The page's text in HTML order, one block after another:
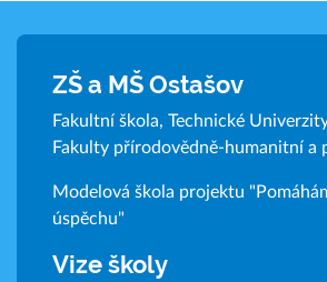
ZŠ a MŠ Ostašov
Fakultní škola, Technické
Fakulty přírodovědně-humanitní a
Modelová škola projektu
úspěchu"
Vize školy